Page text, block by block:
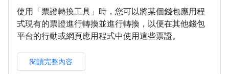
使用「票證轉換工具」時，您可以將某個錢包應用程
式現有的票證進行轉換並進行轉換，以便在其他錢包
平台的行動或網頁應用程式中使用這些票證。
閱讀完整內容